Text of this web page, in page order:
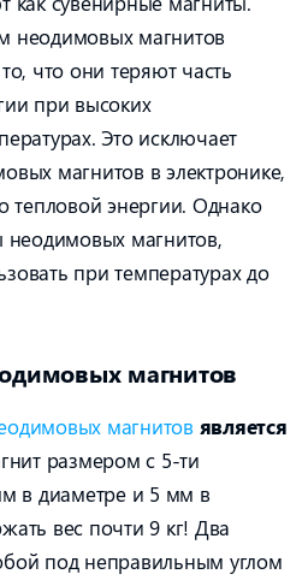
неодимовых магнитов
что они теряют часть
при высоких
Это исключает
магнитов в электронике,
тепловой энергии. Однако
неодимовых магнитов,
при температурах до
магнитов
магнитов является
размером с 5-ти
в диаметре и 5 мм в
вес почти 9 кг! Два
под неправильным углом